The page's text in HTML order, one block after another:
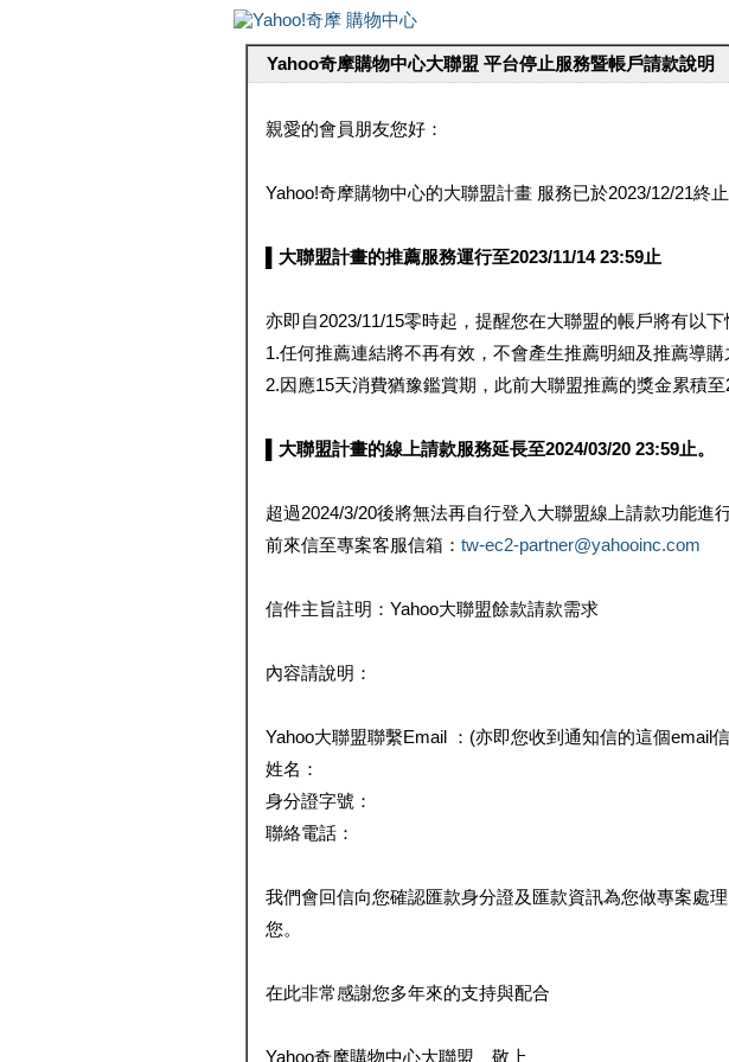
Yahoo奇摩購物中心大聯盟 平台停止服務暨帳戶請款說明
親愛的會員朋友您好：
Yahoo!奇摩購物中心的大聯盟計畫 服務已於2023/12/21終止
▌大聯盟計畫的推薦服務運行至2023/11/14 23:59止
亦即自2023/11/15零時起，提醒您在大聯盟的帳戶將有以下
1.任何推薦連結將不再有效，不會產生推薦明細及推薦導購
2.因應15天消費猶豫鑑賞期，此前大聯盟推薦的獎金累積至
▌大聯盟計畫的線上請款服務延長至2024/03/20 23:59止。
超過2024/3/20後將無法再自行登入大聯盟線上請款功能進
前來信至專案客服信箱： tw-ec2-partner@yahooinc.com
信件主旨註明：Yahoo大聯盟餘款請款需求
內容請說明：
Yahoo大聯盟聯繫Email ：(亦即您收到通知信的這個email
姓名：
身分證字號：
聯絡電話：
我們會回信向您確認匯款身分證及匯款資訊為您做專案處
您。
在此非常感謝您多年來的支持與配合
Yahoo奇摩購物中心大聯盟 敬上